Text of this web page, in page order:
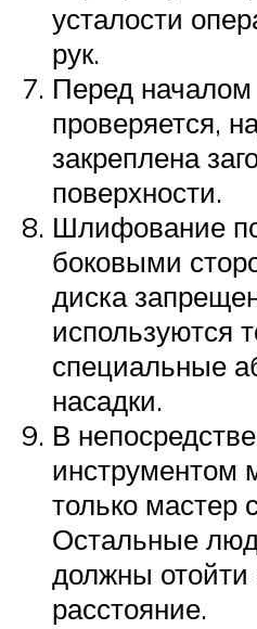
усталости
рук.
Перед
проверяется,
закреплена
поверхности.
Шлифование
боковыми
диска
используются
специальные
насадки.
В
инструментом
только мастер
Остальные
должны отойти
расстояние.